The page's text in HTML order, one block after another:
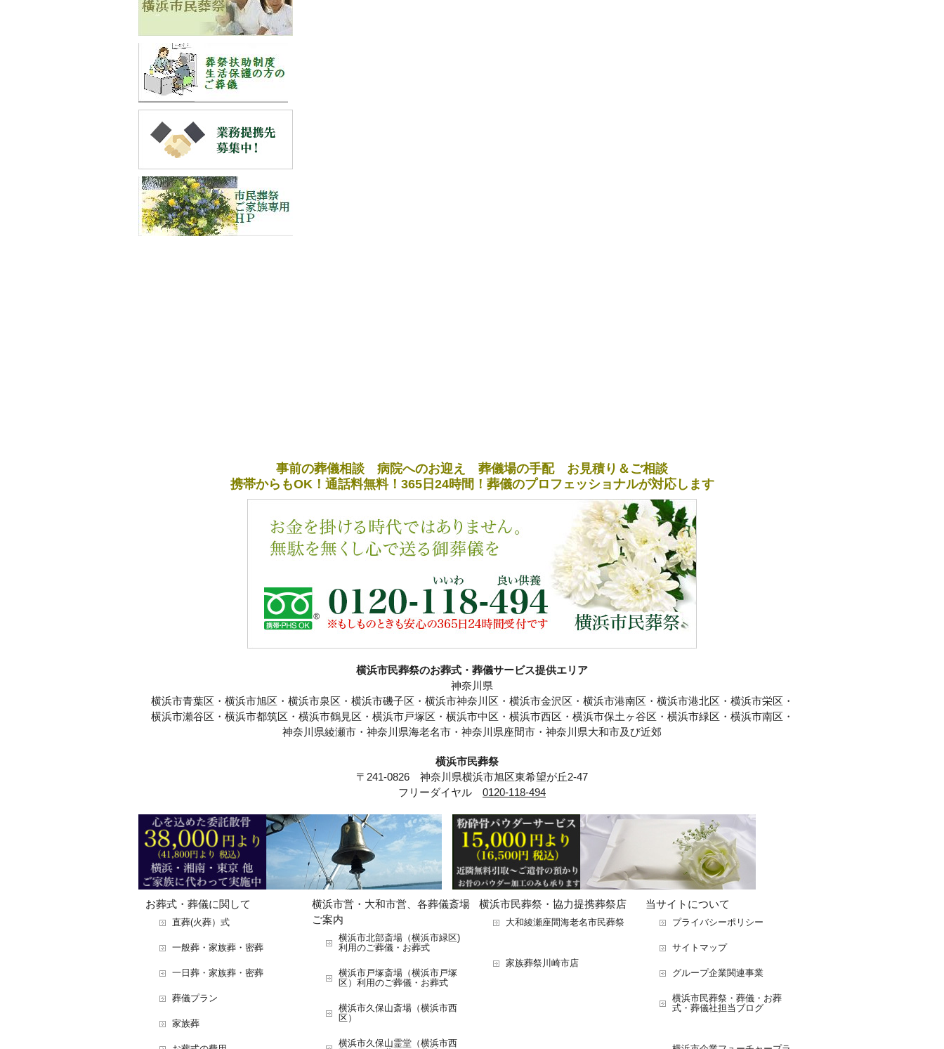
事前の葬儀相談 病院へのお迎え 葬儀場の手配 お見積り＆ご相談
携帯からもOK！通話料無料！365日24時間！葬儀のプロフェッショナルが対応します
横浜市民葬祭のお葬式・葬儀サービス提供エリア
神奈川県
横浜市青葉区・横浜市旭区・横浜市泉区・横浜市磯子区・横浜市神奈川区・横浜市金沢区・横浜市港南区・横浜市港北区・横浜市栄区・
横浜市瀬谷区・横浜市都筑区・横浜市鶴見区・横浜市戸塚区・横浜市中区・横浜市西区・横浜市保土ヶ谷区・横浜市緑区・横浜市南区・
神奈川県綾瀬市・神奈川県海老名市・神奈川県座間市・神奈川県大和市及び近郊
横浜市民葬祭
〒241-0826 神奈川県横浜市旭区東希望が丘2-47
フリーダイヤル 0120-118-494
お葬式・葬儀に関して
直葬(火葬）式
一般葬・家族葬・密葬
一日葬・家族葬・密葬
葬儀プラン
家族葬
横浜市営・大和市営、各葬儀斎場
ご案内
横浜市北部斎場（横浜市緑区)
利用のご葬儀・お葬式
横浜市戸塚斎場（横浜市戸塚
区）利用のご葬儀・お葬式
横浜市久保山斎場（横浜市西
区）
横浜市久保山霊堂（横浜市西
横浜市民葬祭・協力提携葬祭店
大和綾瀬座間海老名市民葬祭
家族葬祭川崎市店
当サイトについて
プライバシーポリシー
サイトマップ
グループ企業関連事業
横浜市民葬祭・葬儀・お葬
式・葬儀社担当ブログ